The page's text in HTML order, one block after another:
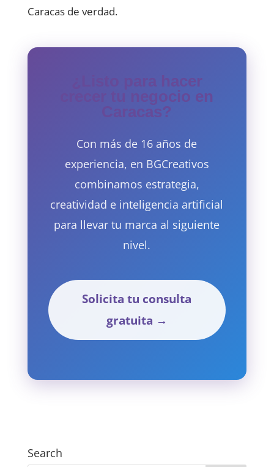
Caracas de verdad.
¿Listo para hacer
crecer tu negocio en
Caracas?
Con más de 16 años de
experiencia, en BGCreativos
combinamos estrategia,
creatividad e inteligencia artificial
para llevar tu marca al siguiente
nivel.
Solicita tu consulta
gratuita →
Search